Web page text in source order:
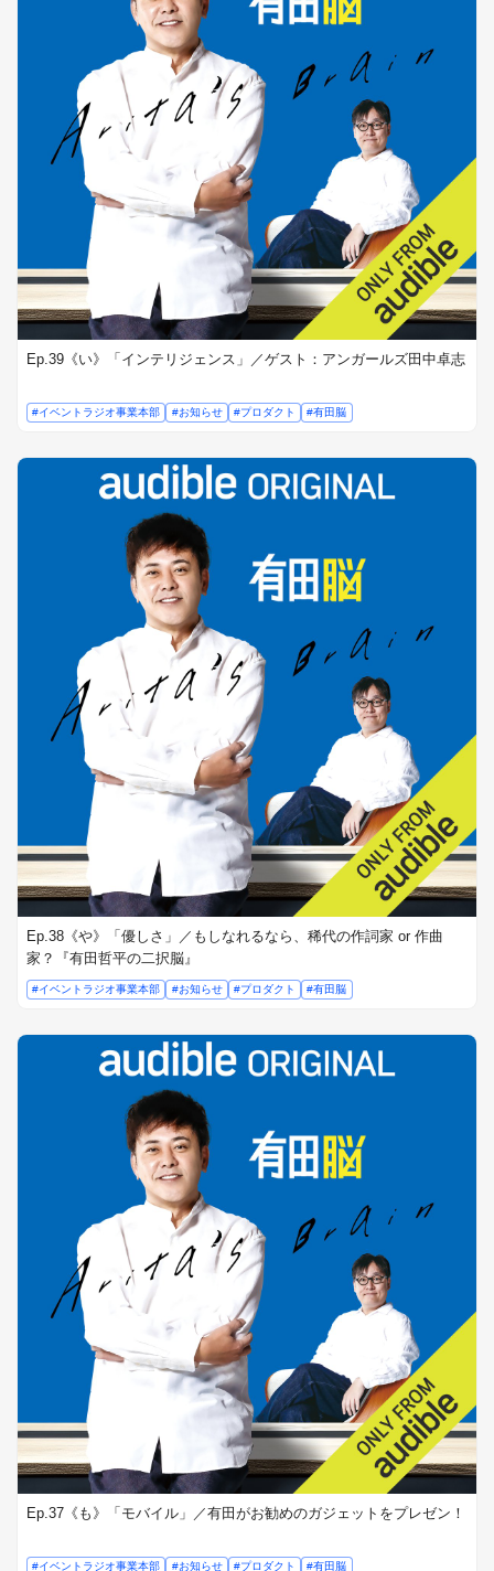
Ep.39《い》「インテリジェンス」／ゲスト：アンガールズ田中卓志
#イベントラジオ事業本部 #お知らせ #プロダクト #有田脳
Ep.38《や》「優しさ」／もしなれるなら、稀代の作詞家 or 作曲
家？『有田哲平の二択脳』
#イベントラジオ事業本部 #お知らせ #プロダクト #有田脳
Ep.37《も》「モバイル」／有田がお勧めのガジェットをプレゼン！
#イベントラジオ事業本部 #お知らせ #プロダクト #有田脳